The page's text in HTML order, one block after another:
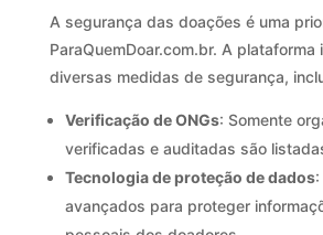
A segurança das doações é uma
ParaQuemDoar.com.br. A plataforma
diversas medidas de segurança,
Verificação de ONGs: Somente
verificadas e auditadas são
Tecnologia de proteção de dados:
avançados para proteger